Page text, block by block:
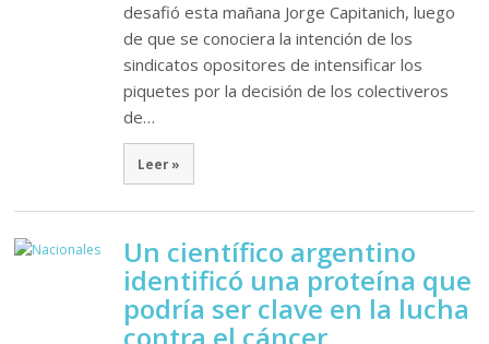
desafió esta mañana Jorge Capitanich, luego
de que se conociera la intención de los
sindicatos opositores de intensificar los
piquetes por la decisión de los colectiveros
de…
Leer »
Un científico argentino
identificó una proteína que
podría ser clave en la lucha
contra el cáncer